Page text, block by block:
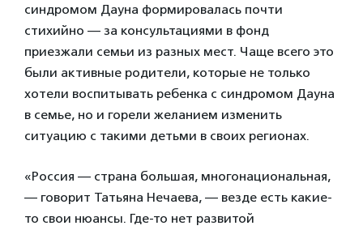
синдромом Дауна формировалась почти
стихийно — за консультациями в фонд
приезжали семьи из разных мест. Чаще всего это
были активные родители, которые не только
хотели воспитывать ребенка с синдромом Дауна
в семье, но и горели желанием изменить
ситуацию с такими детьми в своих регионах.
«Россия — страна большая, многонациональная,
— говорит Татьяна Нечаева, — везде есть какие-
то свои нюансы. Где-то нет развитой